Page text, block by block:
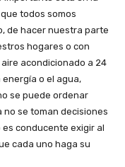
todos somos
de hacer nuestra parte
hogares o con
acondicionado a 24
o el agua,
se puede ordenar
no se toman decisiones
conducente exigir al
cada uno haga su